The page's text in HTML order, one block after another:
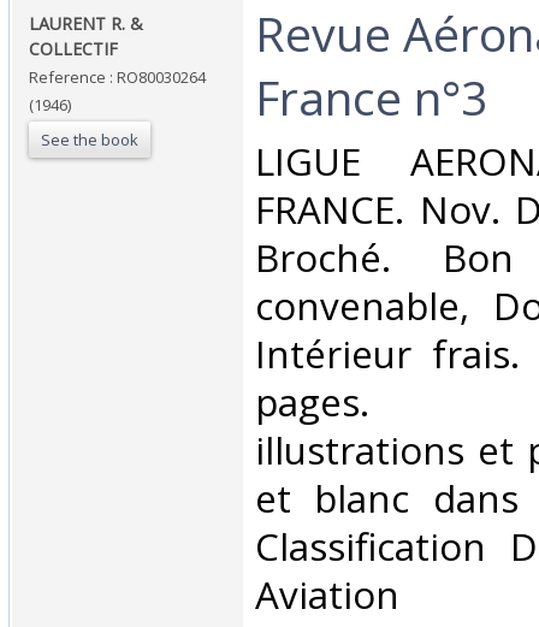
‎LAURENT R. &
COLLECTIF‎
Reference : RO80030264
(1946)
See the book
‎Revue
France n°3‎
‎LIGUE
FRANCE. Nov.
Broché.
convenable,
Intérieur frais.
pages.
illustrations et
et blanc
Classification
Aviation‎